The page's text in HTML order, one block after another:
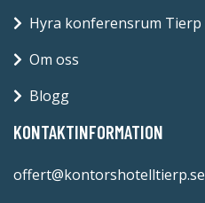
Hyra konferensrum Tierp
Om oss
Blogg
KONTAKTINFORMATION
offert@kontorshotelltierp.se